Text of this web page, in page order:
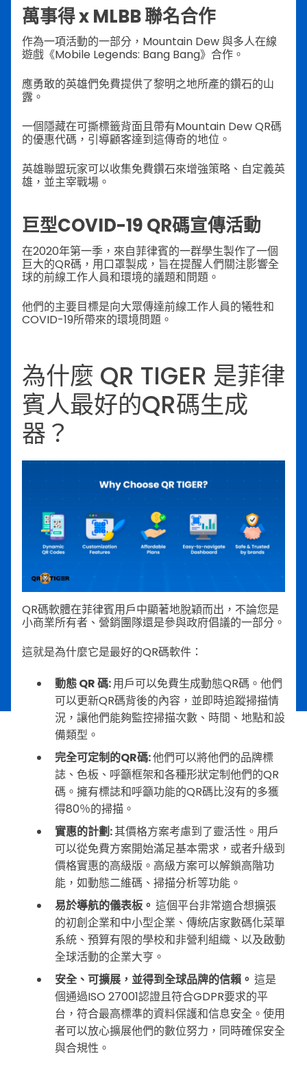
萬事得 x MLBB 聯名合作
作為一項活動的一部分，Mountain Dew 與多人在線
遊戲《Mobile Legends: Bang Bang》合作。
應勇敢的英雄們免費提供了黎明之地所產的鑽石的山
露。
一個隱藏在可撕標籤背面且帶有Mountain Dew QR碼
的優惠代碼，引導顧客達到這傳奇的地位。
英雄聯盟玩家可以收集免費鑽石來增強策略、自定義英
雄，並主宰戰場。
巨型COVID-19 QR碼宣傳活動
在2020年第一季，來自菲律賓的一群學生製作了一個
巨大的QR碼，用口罩製成，旨在提醒人們關注影響全
球的前線工作人員和環境的議題和問題。
他們的主要目標是向大眾傳達前線工作人員的犧牲和
COVID-19所帶來的環境問題。
為什麼 QR TIGER 是菲律
賓人最好的QR碼生成
器？
QR碼軟體在菲律賓用戶中顯著地脫穎而出，不論您是
小商業所有者、營銷團隊還是參與政府倡議的一部分。
這就是為什麼它是最好的QR碼軟件：
動態 QR 碼:用戶可以免費生成動態QR碼。他們
可以更新QR碼背後的內容，並即時追蹤掃描情
況，讓他們能夠監控掃描次數、時間、地點和設
備類型。
完全可定制的QR碼:他們可以將他們的品牌標
誌、色板、呼籲框架和各種形狀定制他們的QR
碼。擁有標誌和呼籲功能的QR碼比沒有的多獲
得80％的掃描。
實惠的計劃:其價格方案考慮到了靈活性。用戶
可以從免費方案開始滿足基本需求，或者升級到
價格實惠的高級版。高級方案可以解鎖高階功
能，如動態二維碼、掃描分析等功能。
易於導航的儀表板。 這個平台非常適合想擴張
的初創企業和中小型企業、傳統店家數碼化菜單
系統、預算有限的學校和非營利組織、以及啟動
全球活動的企業大亨。
安全、可擴展，並得到全球品牌的信賴。 這是
個通過ISO 27001認證且符合GDPR要求的平
台，符合最高標準的資料保護和信息安全。使用
者可以放心擴展他們的數位努力，同時確保安全
與合規性。